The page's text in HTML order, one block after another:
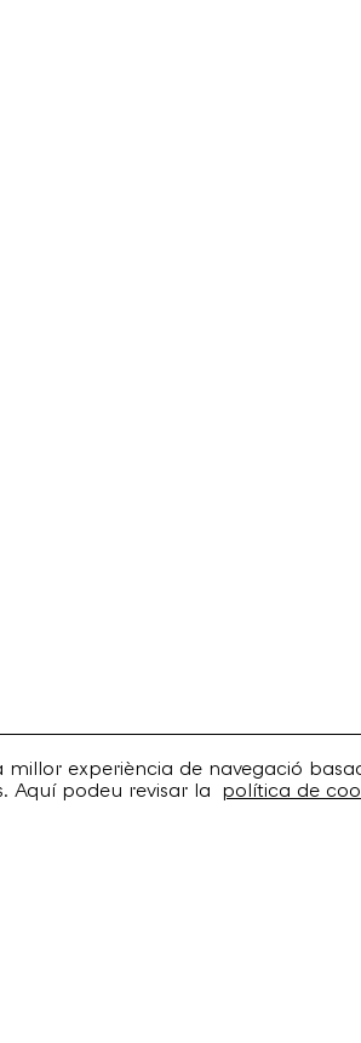
experiència de navegació
Aquí podeu revisar la
política de